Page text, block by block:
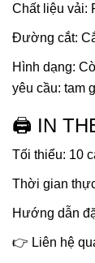
Chất liệu vải:
Đường cắt:
Hình dạng:
yêu cầu: tam
🖨 IN
Tối thiểu: 10
Thời gian
Hướng dẫn
👉 Liên hệ